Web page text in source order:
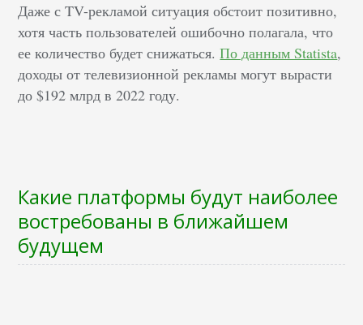
Даже с TV-рекламой ситуация обстоит позитивно,
хотя часть пользователей ошибочно полагала, что
ее количество будет снижаться.По данным Statista,
доходы от телевизионной рекламы могут вырасти
до $192 млрд в 2022 году.
Какие платформы будут наиболее
востребованы в ближайшем
будущем